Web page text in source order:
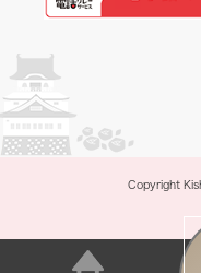
Copyright